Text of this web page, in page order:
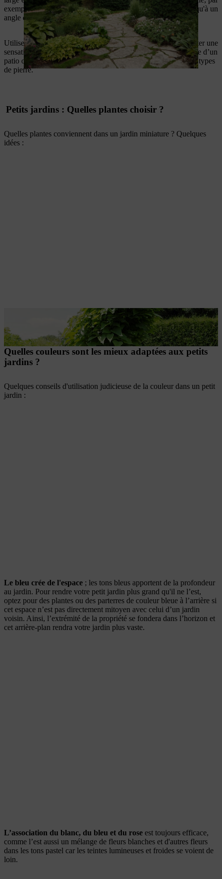
exemple en ajoutant des chemins sinueux ou en diagonale jusqu'à un
angle de votre maison.
Utilisez un seul matériau, comme le bois ou la pierre, pour éviter une
sensation de désordre ou d’encombrement. Le dallage en pierre d’un
patio ou d’un chemin doit être composé au maximum de deux types
de pierre.
Petits jardins : Quelles plantes choisir ?
Quelles plantes conviennent dans un jardin miniature ? Quelques
idées :
Des petits arbres comme le catalpa, l’érable plane, le faux acacia ou des arbres et arbustes colonnaires comme le charme, le cerisier ornemental ou le pommier sauvage sont particulièrement adaptés.
Quelles couleurs sont les mieux adaptées aux petits
jardins ?
Quelques conseils d'utilisation judicieuse de la couleur dans un petit
jardin :
Le bleu crée de l'espace ; les tons bleus apportent de la profondeur
au jardin. Pour rendre votre petit jardin plus grand qu'il ne l’est,
optez pour des plantes ou des parterres de couleur bleue à l’arrière si
cet espace n’est pas directement mitoyen avec celui d’un jardin
voisin. Ainsi, l’extrémité de la propriété se fondera dans l’horizon et
cet arrière-plan rendra votre jardin plus vaste.
L’association du blanc, du bleu et du rose est toujours efficace,
comme l’est aussi un mélange de fleurs blanches et d'autres fleurs
dans les tons pastel car les teintes lumineuses et froides se voient de
loin.